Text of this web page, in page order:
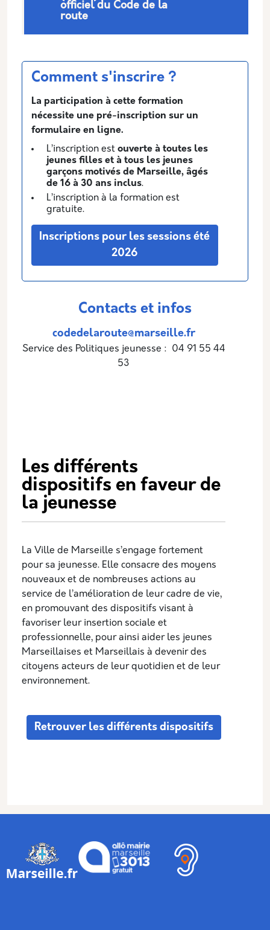
officiel du Code de la
route
Comment s'inscrire ?
La participation à cette formation
nécessite une pré-inscription sur un
formulaire en ligne.
L’inscription est ouverte à toutes les
jeunes filles et à tous les jeunes
garçons motivés de Marseille, âgés
de 16 à 30 ans inclus.
L’inscription à la formation est
gratuite.
Inscriptions pour les sessions été
2026
Contacts et infos
codedelaroute@marseille.fr
Service des Politiques jeunesse : 04 91 55 44
53
Les différents
dispositifs en faveur de
la jeunesse
La Ville de Marseille s’engage fortement
pour sa jeunesse. Elle consacre des moyens
nouveaux et de nombreuses actions au
service de l’amélioration de leur cadre de vie,
en promouvant des dispositifs visant à
favoriser leur insertion sociale et
professionnelle, pour ainsi aider les jeunes
Marseillaises et Marseillais à devenir des
citoyens acteurs de leur quotidien et de leur
environnement.
Retrouver les différents dispositifs